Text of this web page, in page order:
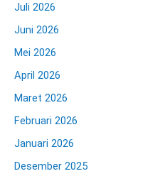
Juli 2026
Juni 2026
Mei 2026
April 2026
Maret 2026
Februari 2026
Januari 2026
Desember 2025